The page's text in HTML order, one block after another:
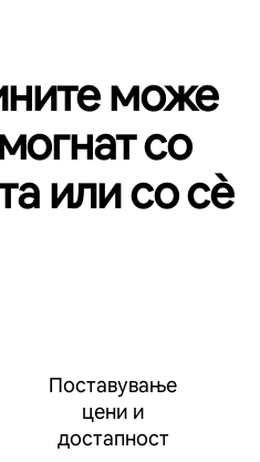
може
со
или со сѐ
Поставување
цени и
достапност